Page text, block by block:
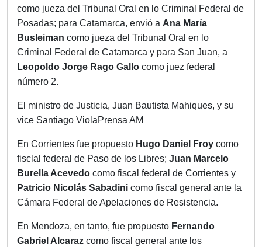
como jueza del Tribunal Oral en lo Criminal Federal de
Posadas; para Catamarca, envió a Ana María
Busleiman como jueza del Tribunal Oral en lo
Criminal Federal de Catamarca y para San Juan, a
Leopoldo Jorge Rago Gallo como juez federal
número 2.
El ministro de Justicia, Juan Bautista Mahiques, y su
vice Santiago ViolaPrensa AM
En Corrientes fue propuesto Hugo Daniel Froy como
fisclal federal de Paso de los Libres; Juan Marcelo
Burella Acevedo como fiscal federal de Corrientes y
Patricio Nicolás Sabadini como fiscal general ante la
Cámara Federal de Apelaciones de Resistencia.
En Mendoza, en tanto, fue propuesto Fernando
Gabriel Alcaraz como fiscal general ante los